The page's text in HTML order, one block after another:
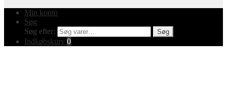
Min konto
Søg
Søg efter:
Søg
Indkøbskurv 0